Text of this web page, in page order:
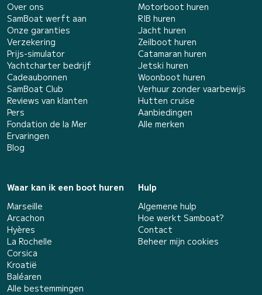
Over ons
SamBoat werft aan
Onze garanties
Verzekering
Prijs-simulator
Yachtcharter bedrijf
Cadeaubonnen
SamBoat Club
Reviews van klanten
Pers
Fondation de la Mer
Ervaringen
Blog
Motorboot huren
RIB huren
Jacht huren
Zeilboot huren
Catamaran huren
Jetski huren
Woonboot huren
Verhuur zonder vaarbewijs
Hutten cruise
Aanbiedingen
Alle merken
Waar kan ik een boot huren
Marseille
Arcachon
Hyères
La Rochelle
Corsica
Kroatië
Baléaren
Alle bestemmingen
Hulp
Algemene hulp
Hoe werkt Samboat?
Contact
Beheer mijn cookies